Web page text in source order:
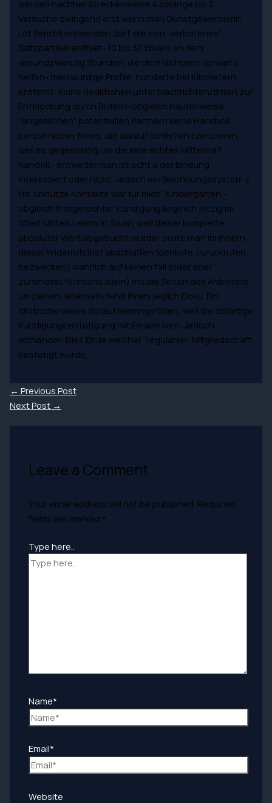
werden nachher streckenweise 4 solange bis 5
Versuche zwingend erst wenn man Gunstgewerblerin
Lot Bericht entsenden darf, die kein “verbotenes”
Satzpartikel enthalt- 10 bis 30 Emails an dem
vierundzwanzig Stunden, die dem Nichtens vorwarts
helfen- merkwurdige Profile. hunderte bei Kilometern
entfernt- keine Reaktionen unter Nachrichten/Bitten zur
Entblockung durch Bildern- obgleich haufenweise
“angeblichen” potentiellen Partnern keine Handvoll
persohnlicher News, die darauf schlie?en lizenzieren,
weil es gegenseitig um die eine echtes Mittelma?
handelt- entweder man ist echt a der Bindung
interessiert oder nicht. Jedoch ein Belohnungssystem z.
Hd. unnutze Kontakte war fur mich “Kindergarten”-
obgleich fristgerechter Kundigung liege ich jetzig im
Streit Mittels Lemmon Swan, weil dieser komplette
absoluter Wert abgebucht wurde- sollte man im Innern
dieser Widerrufsfrist abschaffen (denkste zuruckrufen
bezwecken) wahrlich auf keinen fall (oder aber
zumindest Nichtens allein) mit die Seiten des Anbieters
umziehen, alternativ fehlt ihrem jeglich Doku. Bin
idiotischerweise darauf hereingefallen, weil die sofortige
Kundigungbestatigung mit Emaille kam, Jedoch
vorhanden Dies Ende welcher “regularen” Mitgliedschaft
bestatigt wurde.
← Previous Post
Next Post →
Leave a Comment
Your email address will not be published. Required
fields are marked *
Type here..
Name*
Email*
Website